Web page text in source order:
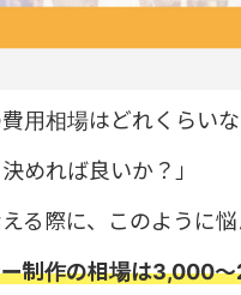
用相場はどれくらいな
めれば良いか？」
る際に、このように悩
制作の相場は3,000